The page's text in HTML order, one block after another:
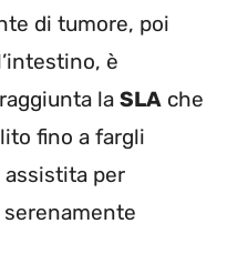
di tumore, poi
è
la SLA che
fino a fargli
assistita per